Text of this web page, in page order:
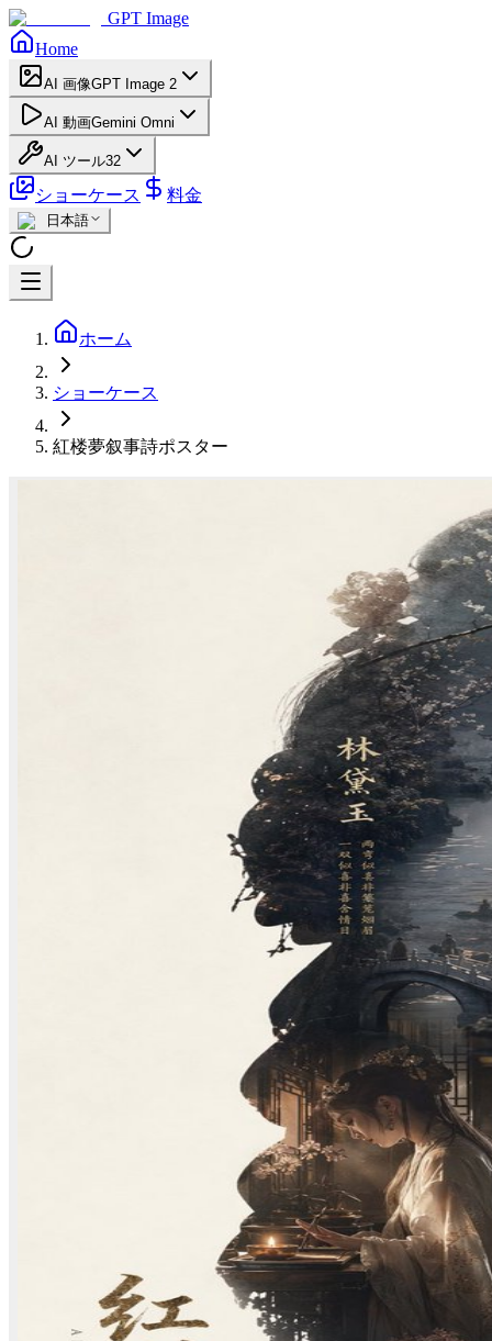
GPT Image
Home
AI 画像GPT Image 2
AI 動画Gemini Omni
AI ツール32
ショーケース 料金
日本語
ホーム
ショーケース
紅楼夢叙事詩ポスター